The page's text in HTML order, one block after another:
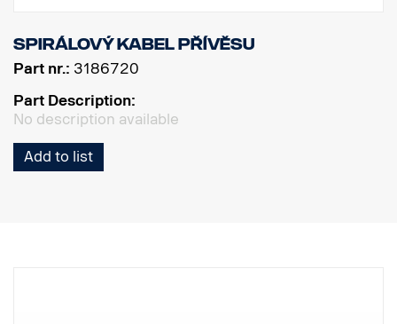
Spirálový kabel přívěsu
Part nr.: 3186720
Part Description:
No description available
Add to list